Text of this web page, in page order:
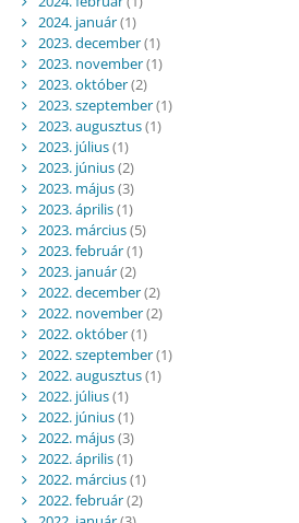
2024. január(1)
2023. december(1)
2023. november(1)
2023. október(2)
2023. szeptember(1)
2023. augusztus(1)
2023. július(1)
2023. június(2)
2023. május(3)
2023. április(1)
2023. március(5)
2023. február(1)
2023. január(2)
2022. december(2)
2022. november(2)
2022. október(1)
2022. szeptember(1)
2022. augusztus(1)
2022. július(1)
2022. június(1)
2022. május(3)
2022. április(1)
2022. március(1)
2022. február(2)